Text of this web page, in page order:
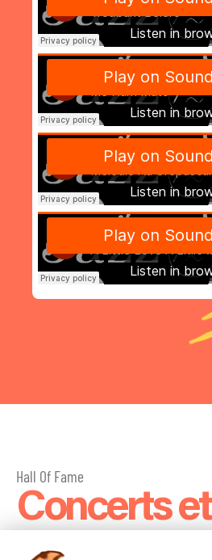
Hall Of Fame
Concerts et